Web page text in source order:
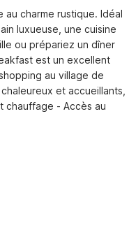
au charme rustique. Idéal
luxueuse, une cuisine
ou prépariez un dîner
est un excellent
au village de
et accueillants,
chauffage - Accès au